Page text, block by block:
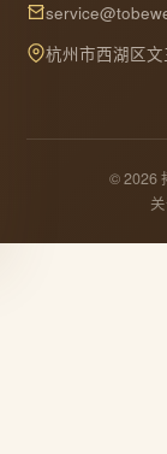
杭州市西湖区
© 2026